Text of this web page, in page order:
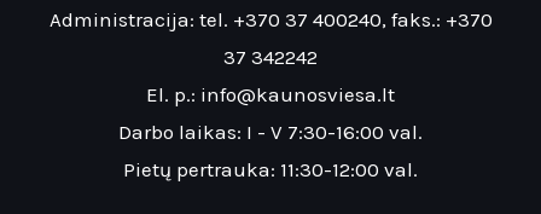
Administracija: tel. +370 37 400240, faks.: +370
37 342242
El. p.: info@kaunosviesa.lt
Darbo laikas: I - V 7:30-16:00 val.
Pietų pertrauka: 11:30-12:00 val.